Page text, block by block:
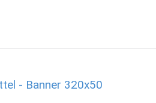
- Banner 320x50